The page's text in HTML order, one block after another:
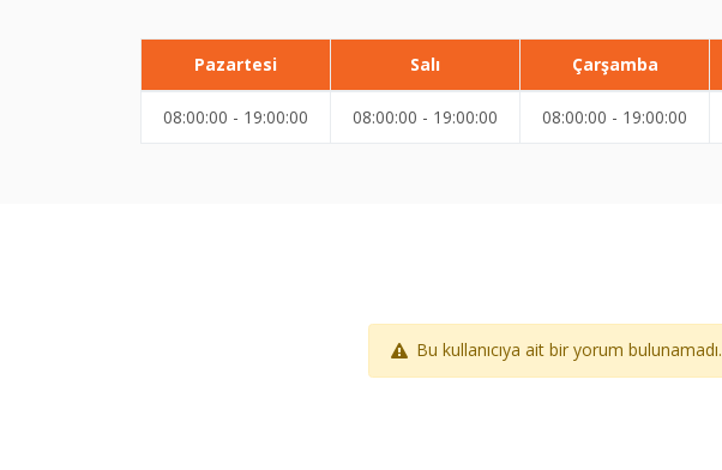
Pazartesi Salı Çarşamba
08:00:00 - 19:00:00 08:00:00 - 19:00:00 08:00:00 - 19:00:00
Bu kullanıcıya ait bir yorum bulunamadı.